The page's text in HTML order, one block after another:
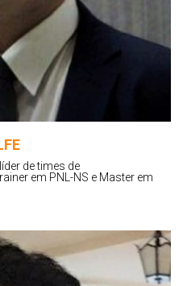
de times de
em PNL-NS e Master em